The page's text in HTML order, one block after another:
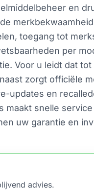
en
toegang tot
per
Voor u leidt dat
zorgt officiële
en
snelle
uw garantie en
advies.